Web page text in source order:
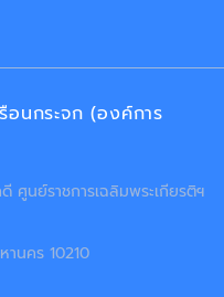
อนกระจก (องค์การ
ศูนย์ราชการเฉลิมพระเกียรติฯ
นคร 10210